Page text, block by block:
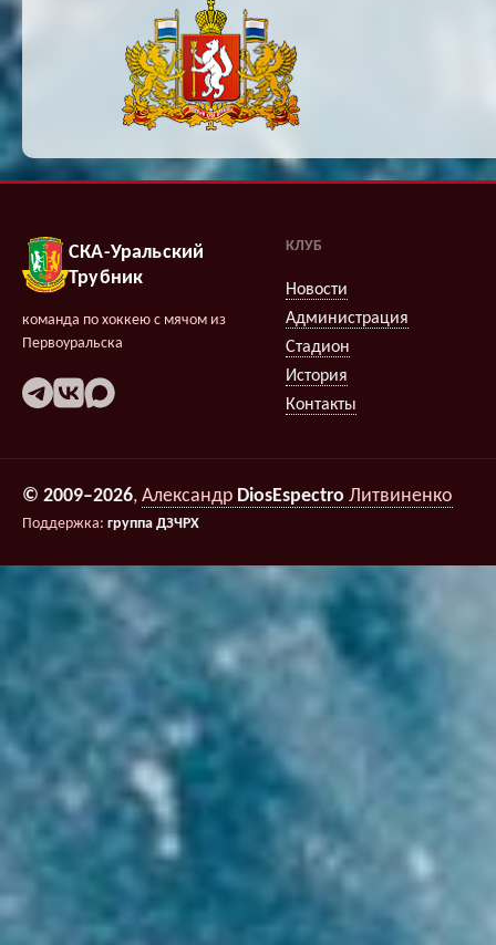
СКА-Уральский
Трубник
команда по хоккею с мячом из
Первоуральска
КЛУБ
Новости
Администрация
Стадион
История
Контакты
© 2009–2026, Александр DiosEspectro Литвиненко
Поддержка: группа ДЗЧРХ